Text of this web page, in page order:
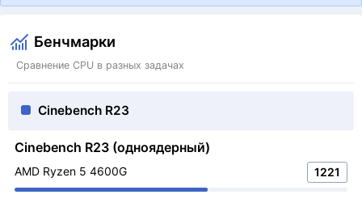
Бенчмарки
Сравнение CPU в разных задачах
Cinebench R23
Cinebench R23 (одноядерный)
AMD Ryzen 5 4600G 1221